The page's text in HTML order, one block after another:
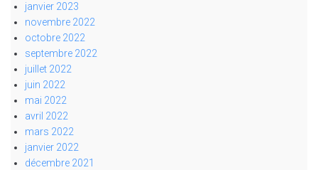
janvier 2023
novembre 2022
octobre 2022
septembre 2022
juillet 2022
juin 2022
mai 2022
avril 2022
mars 2022
janvier 2022
décembre 2021